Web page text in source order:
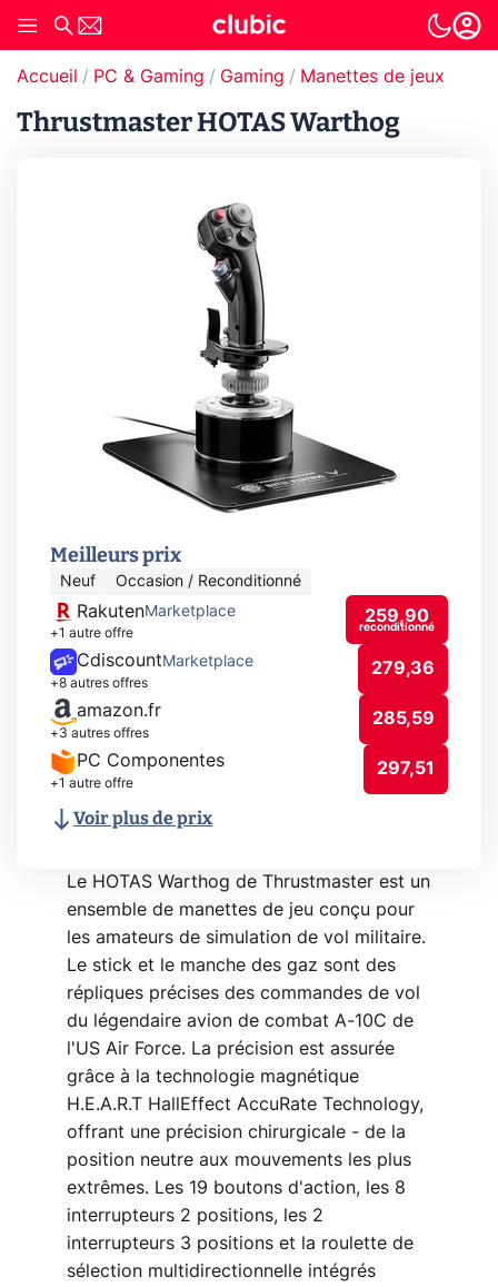
Accueil PC & Gaming Gaming Manettes de jeux
Thrustmaster HOTAS Warthog
Meilleurs prix
Neuf Occasion / Reconditionné
RakutenMarketplace
+1 autre offre
259,90
reconditionné
Cdiscount Marketplace
+8 autres offres
279,36
amazon.fr
+3 autres offres
285,59
PC Componentes
+1 autre offre
297,51
Voir plus de prix
Le HOTAS Warthog de Thrustmaster est un
ensemble de manettes de jeu conçu pour
les amateurs de simulation de vol militaire.
Le stick et le manche des gaz sont des
répliques précises des commandes de vol
du légendaire avion de combat A-10C de
l'US Air Force. La précision est assurée
grâce à la technologie magnétique
H.E.A.R.T HallEffect AccuRate Technology,
offrant une précision chirurgicale - de la
position neutre aux mouvements les plus
extrêmes. Les 19 boutons d'action, les 8
interrupteurs 2 positions, les 2
interrupteurs 3 positions et la roulette de
sélection multidirectionnelle intégrés